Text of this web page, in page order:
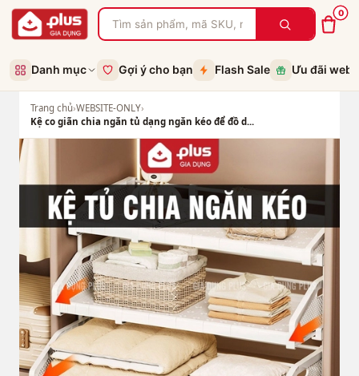
0
Danh mục Gợi ý cho bạn Flash Sale Ưu đãi web
Trang chủ›WEBSITE-ONLY›
Kệ co giãn chia ngăn tủ dạng ngăn kéo để đồ d...